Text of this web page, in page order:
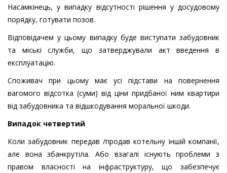
Насамкінець, у випадку відсутності рішення у досудовому
порядку, готувати позов.
Відповідачем у цьому випадку буде виступати забудовник
та міські служби, що затверджували акт введення в
експлуатацію.
Споживач при цьому має усі підстави на повернення
вагомого відсотка (суми) від ціни придбаної ним квартири
від забудовника та відшкодування моральної шкоди.
Випадок четвертий
Коли забудовник передав /продав котельну іншій компанії,
але вона збанкрутіла. Або взагалі існують проблеми з
правом власності на інфраструктуру, що забезпечує